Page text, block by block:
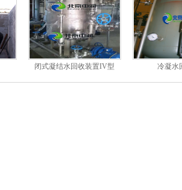
闭式凝结水回收装置IV型 冷凝水